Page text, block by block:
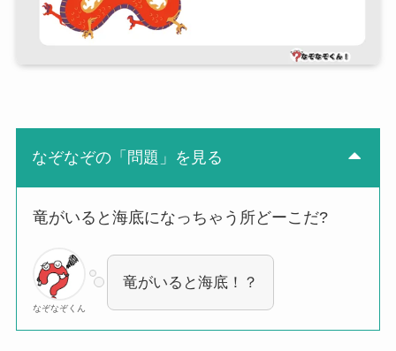
なぞなぞの「問題」を見る
竜がいると海底になっちゃう所どーこだ?
なぞなぞくん
竜がいると海底！？